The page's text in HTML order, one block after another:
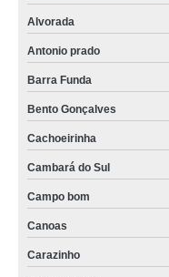
Alvorada
Antonio prado
Barra Funda
Bento Gonçalves
Cachoeirinha
Cambará do Sul
Campo bom
Canoas
Carazinho